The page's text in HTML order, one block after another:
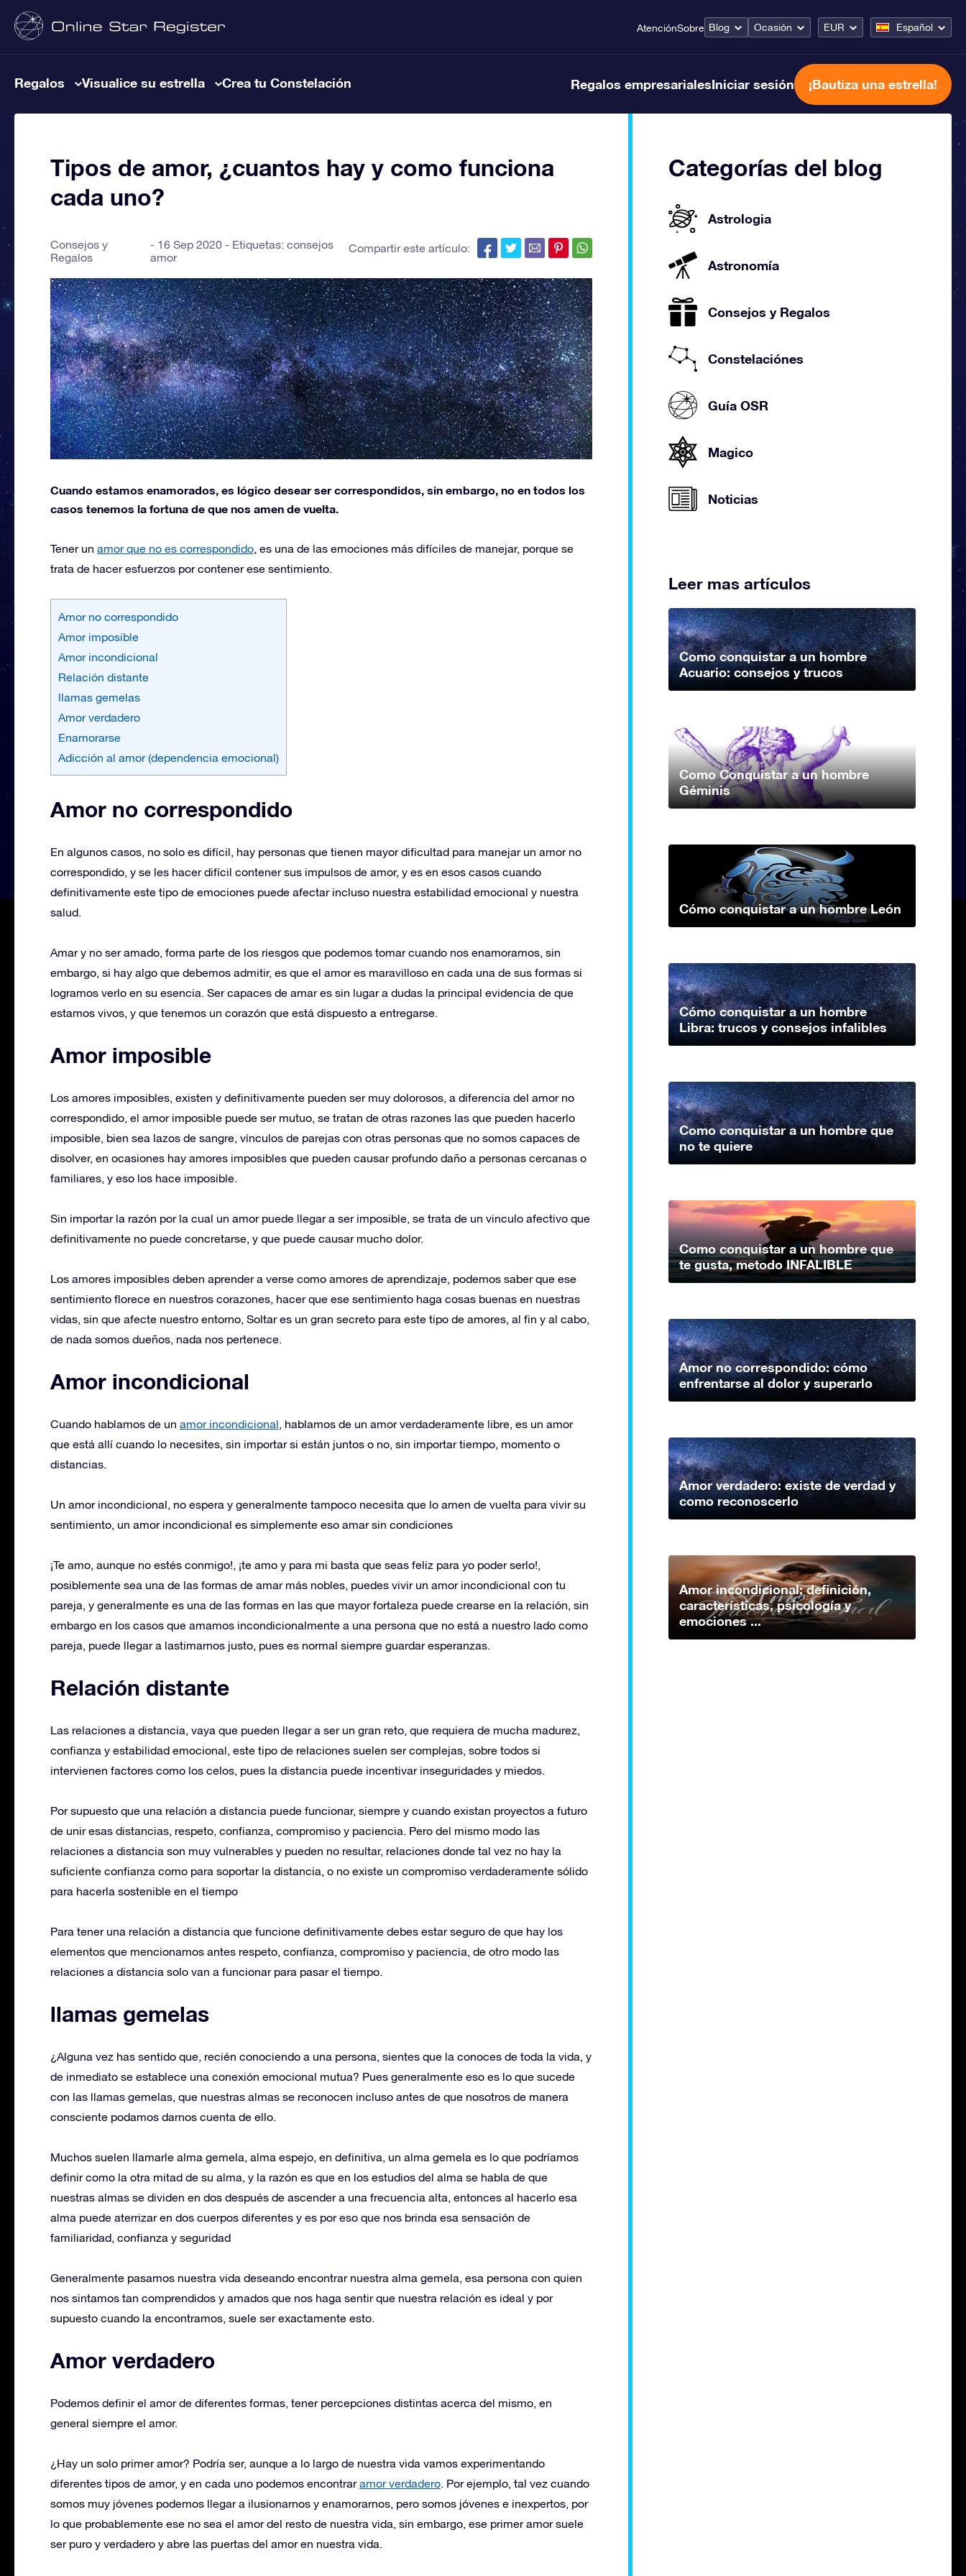
AtenciónSobre Blog Ocasión EUR Español
Regalos Visualice su estrella Crea tu Constelación Regalos empresarialesIniciar sesión ¡Bautiza una estrella!
Tipos de amor, ¿cuantos hay y como funciona
cada uno?
Consejos y
Regalos
16 Sep 2020 - Etiquetas: consejos
amor
Compartir este artículo:
Cuando estamos enamorados, es lógico desear ser correspondidos, sin embargo, no en todos los
casos tenemos la fortuna de que nos amen de vuelta.
Tener un amor que no es correspondido, es una de las emociones más difíciles de manejar, porque se
trata de hacer esfuerzos por contener ese sentimiento.
Amor no correspondido
Amor imposible
Amor incondicional
Relación distante
llamas gemelas
Amor verdadero
Enamorarse
Adicción al amor (dependencia emocional)
Amor no correspondido
En algunos casos, no solo es difícil, hay personas que tienen mayor dificultad para manejar un amor no
correspondido, y se les hacer difícil contener sus impulsos de amor, y es en esos casos cuando
definitivamente este tipo de emociones puede afectar incluso nuestra estabilidad emocional y nuestra
salud.
Amar y no ser amado, forma parte de los riesgos que podemos tomar cuando nos enamoramos, sin
embargo, si hay algo que debemos admitir, es que el amor es maravilloso en cada una de sus formas si
logramos verlo en su esencia. Ser capaces de amar es sin lugar a dudas la principal evidencia de que
estamos vivos, y que tenemos un corazón que está dispuesto a entregarse.
Amor imposible
Los amores imposibles, existen y definitivamente pueden ser muy dolorosos, a diferencia del amor no
correspondido, el amor imposible puede ser mutuo, se tratan de otras razones las que pueden hacerlo
imposible, bien sea lazos de sangre, vínculos de parejas con otras personas que no somos capaces de
disolver, en ocasiones hay amores imposibles que pueden causar profundo daño a personas cercanas o
familiares, y eso los hace imposible.
Sin importar la razón por la cual un amor puede llegar a ser imposible, se trata de un vinculo afectivo que
definitivamente no puede concretarse, y que puede causar mucho dolor.
Los amores imposibles deben aprender a verse como amores de aprendizaje, podemos saber que ese
sentimiento florece en nuestros corazones, hacer que ese sentimiento haga cosas buenas en nuestras
vidas, sin que afecte nuestro entorno, Soltar es un gran secreto para este tipo de amores, al fin y al cabo,
de nada somos dueños, nada nos pertenece.
Amor incondicional
Cuando hablamos de un amor incondicional, hablamos de un amor verdaderamente libre, es un amor
que está allí cuando lo necesites, sin importar si están juntos o no, sin importar tiempo, momento o
distancias.
Un amor incondicional, no espera y generalmente tampoco necesita que lo amen de vuelta para vivir su
sentimiento, un amor incondicional es simplemente eso amar sin condiciones
¡Te amo, aunque no estés conmigo!, ¡te amo y para mi basta que seas feliz para yo poder serlo!,
posiblemente sea una de las formas de amar más nobles, puedes vivir un amor incondicional con tu
pareja, y generalmente es una de las formas en las que mayor fortaleza puede crearse en la relación, sin
embargo en los casos que amamos incondicionalmente a una persona que no está a nuestro lado como
pareja, puede llegar a lastimarnos justo, pues es normal siempre guardar esperanzas.
Relación distante
Las relaciones a distancia, vaya que pueden llegar a ser un gran reto, que requiera de mucha madurez,
confianza y estabilidad emocional, este tipo de relaciones suelen ser complejas, sobre todos si
intervienen factores como los celos, pues la distancia puede incentivar inseguridades y miedos.
Por supuesto que una relación a distancia puede funcionar, siempre y cuando existan proyectos a futuro
de unir esas distancias, respeto, confianza, compromiso y paciencia. Pero del mismo modo las
relaciones a distancia son muy vulnerables y pueden no resultar, relaciones donde tal vez no hay la
suficiente confianza como para soportar la distancia, o no existe un compromiso verdaderamente sólido
para hacerla sostenible en el tiempo
Para tener una relación a distancia que funcione definitivamente debes estar seguro de que hay los
elementos que mencionamos antes respeto, confianza, compromiso y paciencia, de otro modo las
relaciones a distancia solo van a funcionar para pasar el tiempo.
llamas gemelas
¿Alguna vez has sentido que, recién conociendo a una persona, sientes que la conoces de toda la vida, y
de inmediato se establece una conexión emocional mutua? Pues generalmente eso es lo que sucede
con las llamas gemelas, que nuestras almas se reconocen incluso antes de que nosotros de manera
consciente podamos darnos cuenta de ello.
Muchos suelen llamarle alma gemela, alma espejo, en definitiva, un alma gemela es lo que podríamos
definir como la otra mitad de su alma, y la razón es que en los estudios del alma se habla de que
nuestras almas se dividen en dos después de ascender a una frecuencia alta, entonces al hacerlo esa
alma puede aterrizar en dos cuerpos diferentes y es por eso que nos brinda esa sensación de
familiaridad, confianza y seguridad
Generalmente pasamos nuestra vida deseando encontrar nuestra alma gemela, esa persona con quien
nos sintamos tan comprendidos y amados que nos haga sentir que nuestra relación es ideal y por
supuesto cuando la encontramos, suele ser exactamente esto.
Amor verdadero
Podemos definir el amor de diferentes formas, tener percepciones distintas acerca del mismo, en
general siempre el amor.
¿Hay un solo primer amor? Podría ser, aunque a lo largo de nuestra vida vamos experimentando
diferentes tipos de amor, y en cada uno podemos encontraramor verdadero. Por ejemplo, tal vez cuando
somos muy jóvenes podemos llegar a ilusionarnos y enamorarnos, pero somos jóvenes e inexpertos, por
lo que probablemente ese no sea el amor del resto de nuestra vida, sin embargo, ese primer amor suele
ser puro y verdadero y abre las puertas del amor en nuestra vida.
Categorías del blog
Astrologia
Astronomía
Consejos y Regalos
Constelaciónes
Guía OSR
Magico
Noticias
Leer mas artículos
Como conquistar a un hombre
Acuario: consejos y trucos
Como Conquistar a un hombre
Géminis
Cómo conquistar a un hombre León
Cómo conquistar a un hombre
Libra: trucos y consejos infalibles
Como conquistar a un hombre que
no te quiere
Como conquistar a un hombre que
te gusta, metodo INFALIBLE
Amor no correspondido: cómo
enfrentarse al dolor y superarlo
Amor verdadero: existe de verdad y
como reconoscerlo
Amor incondicional: definición,
características, psicología y
emociones ...